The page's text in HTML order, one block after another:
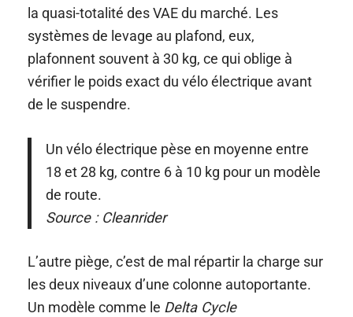
la quasi-totalité des VAE du marché. Les
systèmes de levage au plafond, eux,
plafonnent souvent à 30 kg, ce qui oblige à
vérifier le poids exact du vélo électrique avant
de le suspendre.
Un vélo électrique pèse en moyenne entre
18 et 28 kg, contre 6 à 10 kg pour un modèle
de route.
Source : Cleanrider
L’autre piège, c’est de mal répartir la charge sur
les deux niveaux d’une colonne autoportante.
Un modèle comme le Delta Cycle